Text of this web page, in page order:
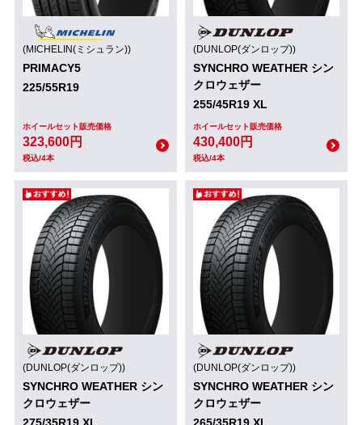
(MICHELIN(ミシュラン))
PRIMACY5
225/55R19
ホイールセット販売価格
323,600円
税込/4本
(DUNLOP(ダンロップ))
SYNCHRO WEATHER シン
クロウェザー
255/45R19 XL
ホイールセット販売価格
430,400円
税込/4本
(DUNLOP(ダンロップ))
SYNCHRO WEATHER シン
クロウェザー
(DUNLOP(ダンロップ))
SYNCHRO WEATHER シン
クロウェザー